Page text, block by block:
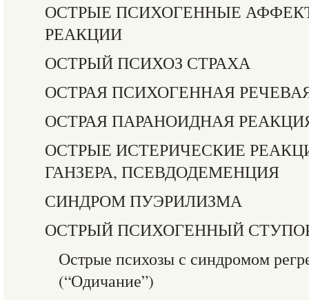
ОСТРЫЕ ПСИХОГЕННЫЕ
РЕАКЦИИ
ОСТРЫЙ ПСИХОЗ СТРАХА
ОСТРАЯ ПСИХОГЕННАЯ
ОСТРАЯ ПАРАНОИДНАЯ
ОСТРЫЕ ИСТЕРИЧЕСКИЕ
ГАНЗЕРА, ПСЕВДОДЕМЕНЦИЯ
СИНДРОМ ПУЭРИЛИЗМА
ОСТРЫЙ ПСИХОГЕННЫЙ
Острые психозы с синдромом
(“Одичание”)